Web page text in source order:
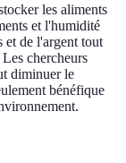
les aliments
et l'humidité
et de l'argent tout
chercheurs
diminuer le
bénéfique